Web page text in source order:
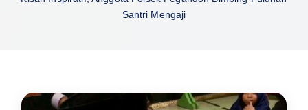
Santri Mengaji